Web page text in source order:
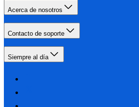
Acerca de nosotros
Contacto de soporte
Siempre al día